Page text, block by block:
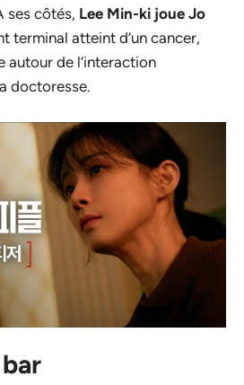
ses côtés, Lee Min-ki joue Jo
terminal atteint d’un cancer,
autour de l’interaction
doctoresse.